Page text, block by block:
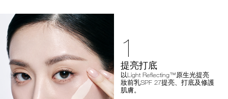
1
提亮打底
以Light Reflecting™原生光提亮
妝前乳SPF 27提亮、打底及修護
肌膚。